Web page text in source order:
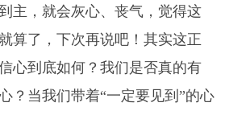
主，就会灰心、丧气，觉得这
算了，下次再说吧！其实这正
心到底如何？我们是否真的有
？当我们带着“一定要见到”的心